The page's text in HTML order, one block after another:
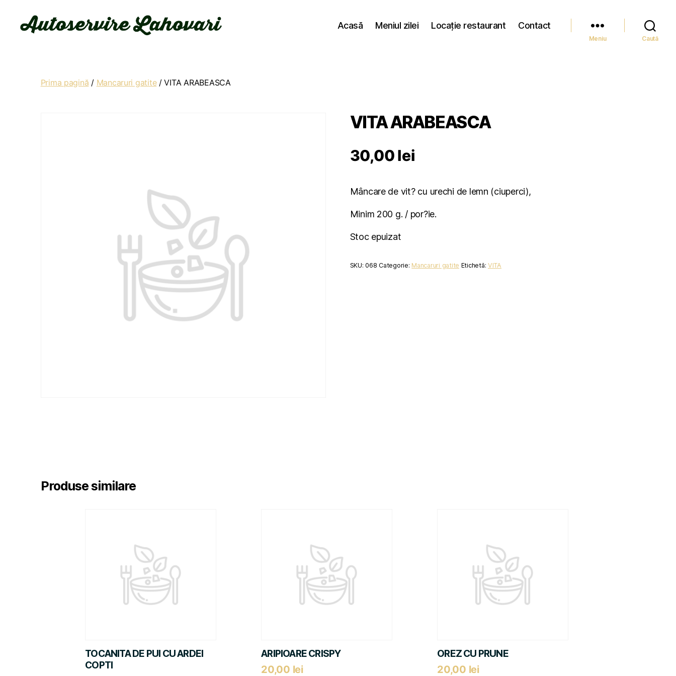
Acasă Meniul zilei Locație restaurant Contact
Meniu Caută
Prima pagină / Mancaruri gatite/ VITA ARABEASCA
VITA ARABEASCA
30,00lei
Mâncare de vit? cu urechi de lemn (ciuperci),
Minim 200 g. / por?ie.
Stoc epuizat
SKU:068 Categorie: Mancaruri gatite Etichetă:VITA
Produse similare
TOCANITA DE PUI CU ARDEI
COPTI
ARIPIOARE CRISPY
20,00 lei
OREZ CU PRUNE
20,00 lei